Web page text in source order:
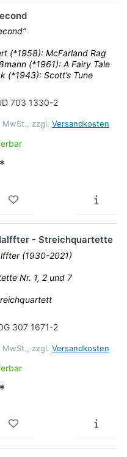
(*1958): McFarland Rag
(*1961): A Fairy Tale
(*1943): Scott’s Tune
703 1330-2
MwSt., zzgl. Versandkosten
- Streichquartette
(1930-2021)
Nr. 1, 2 und 7
307 1671-2
MwSt., zzgl. Versandkosten